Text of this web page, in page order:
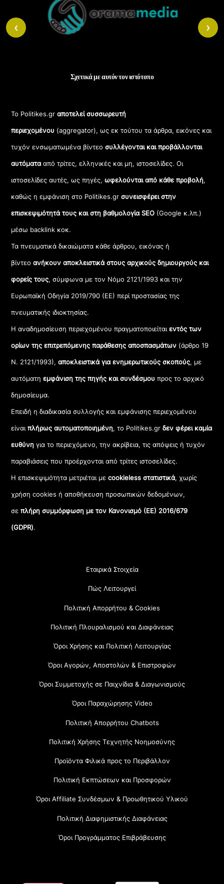
.
Top
Σχετικά με αυτόν τον ιστότοπο
Το Politikes.grαποτελεί συσσωρευτή
περιεχομένου (aggregator), ως εκ τούτου τα άρθρα, εικόνες και
τυχόν ενσωματωμένα βίντεοσυλλέγονται και προβάλλονται
αυτόματααπό τρίτες, ελληνικές και μη, ιστοσελίδες. Οι
ιστοσελίδες αυτές, ως πηγές,ωφελούνται από κάθε προβολή,
καθώς η εμφάνιση στο Politikes.gr συνεισφέρει στην
επισκεψιμότητά τους και στη βαθμολογία SEO (Google κ.λπ.)
μέσω backlink κοκ.
Τα πνευματικά δικαιώματα κάθε άρθρου, εικόνας ή
βίντεοανήκουν αποκλειστικά στους αρχικούς δημιουργούς και
φορείς τους, σύμφωνα με τον Νόμο 2121/1993 και την
Ευρωπαϊκή Οδηγία 2019/790 (ΕΕ) περί προστασίας της
πνευματικής ιδιοκτησίας.
Η αναδημοσίευση περιεχομένου πραγματοποιείταιεντός των
ορίων της επιτρεπόμενης παράθεσης αποσπασμάτων (άρθρο 19
Ν. 2121/1993), αποκλειστικά για ενημερωτικούς σκοπούς, με
αυτόματηεμφάνιση της πηγής και συνδέσμου προς το αρχικό
δημοσίευμα.
Επειδή η διαδικασία συλλογής και εμφάνισης περιεχομένου
είναιπλήρως αυτοματοποιημένη, το Politikes.grδεν φέρει καμία
ευθύνη για το περιεχόμενο, την ακρίβεια, τις απόψεις ή τυχόν
παραβιάσεις που προέρχονται από τρίτες ιστοσελίδες.
Η επισκεψιμότητα μετριέται μεcookieless στατιστικά, χωρίς
χρήση cookies ή αποθήκευση προσωπικών δεδομένων,
σεπλήρη συμμόρφωση με τον Κανονισμό (ΕΕ) 2016/679
(GDPR).
Εταιρικά Στοιχεία
Πώς Λειτουργεί
Πολιτική Απορρήτου & Cookies
Πολιτική Πλουραλισμού και Διαφάνειας
Όροι Χρήσης και Πολιτική Λειτουργίας
Όροι Αγορών, Αποστολών & Επιστροφών
Όροι Συμμετοχής σε Παιχνίδια & Διαγωνισμούς
Όροι Παραχώρησης Video
Πολιτική Απορρήτου Chatbots
Πολιτική Χρήσης Τεχνητής Νοημοσύνης
Προϊόντα Φιλικά προς το Περιβάλλον
Πολιτική Εκπτώσεων και Προσφορών
Όροι Affiliate Συνδέσμων & Προωθητικού Υλικού
Πολιτική Διαφημιστικής Διαφάνειας
Όροι Προγράμματος Επιβράβευσης
‹ ›